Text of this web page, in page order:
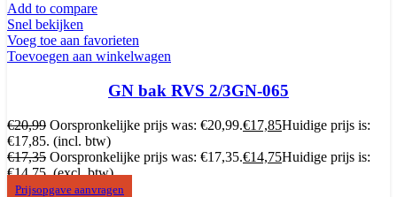
Add to compare
Snel bekijken
Voeg toe aan favorieten
Toevoegen aan winkelwagen
GN bak RVS 2/3GN-065
€20,99 Oorspronkelijke prijs was: €20,99.€17,85Huidige prijs is:
€17,85. (incl. btw)
€17,35 Oorspronkelijke prijs was: €17,35.€14,75Huidige prijs is:
€14,75. (excl. btw)
Prijsopgave aanvragen